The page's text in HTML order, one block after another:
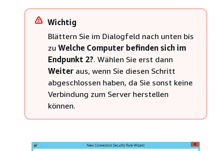
Wichtig
Blättern Sie im Dialogfeld nach unten bis
zu Welche Computer befinden sich im
Endpunkt 2?. Wählen Sie erst dann
Weiter aus, wenn Sie diesen Schritt
abgeschlossen haben, da Sie sonst keine
Verbindung zum Server herstellen
können.